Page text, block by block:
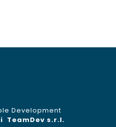
Development
TeamDev s.r.l.